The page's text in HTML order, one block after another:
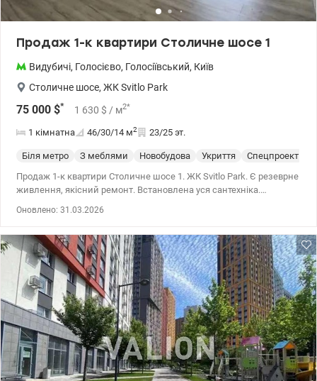
Продаж 1-к квартири Столичне шосе 1
Видубичі, Голосієво, Голосіївський, Київ
Столичне шосе, ЖК Svitlo Park
75 000 $* 1 630 $ / м2*
1 кімнатна 46/30/14 м2 23/25 эт.
Біля метро З меблями Новобудова Укриття Спецпроект
Продаж 1-к квартири Столичне шосе 1. ЖК Svitlo Park. Є резеврне
живлення, якісний ремонт. Встановлена уся сантехніка.
Оновлено: 31.03.2026